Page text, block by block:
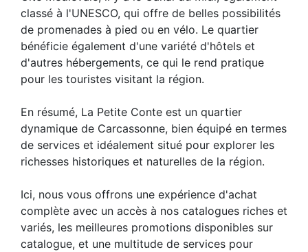
classé à l'UNESCO, qui offre de belles possibilités
de promenades à pied ou en vélo. Le quartier
bénéficie également d'une variété d'hôtels et
d'autres hébergements, ce qui le rend pratique
pour les touristes visitant la région.
En résumé, La Petite Conte est un quartier
dynamique de Carcassonne, bien équipé en termes
de services et idéalement situé pour explorer les
richesses historiques et naturelles de la région.
Ici, nous vous offrons une expérience d'achat
complète avec un accès à nos catalogues riches et
variés, les meilleures promotions disponibles sur
catalogue, et une multitude de services pour